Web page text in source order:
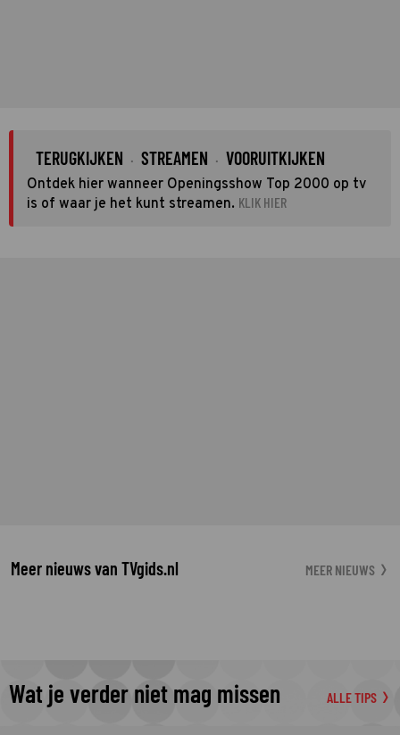
TERUGKIJKEN · STREAMEN · VOORUITKIJKEN
Ontdek hier wanneer Openingsshow Top 2000 op tv
is of waar je het kunt streamen. KLIK HIER
Meer nieuws van TVgids.nl MEER NIEUWS
Wat je verder niet mag missen ALLE TIPS